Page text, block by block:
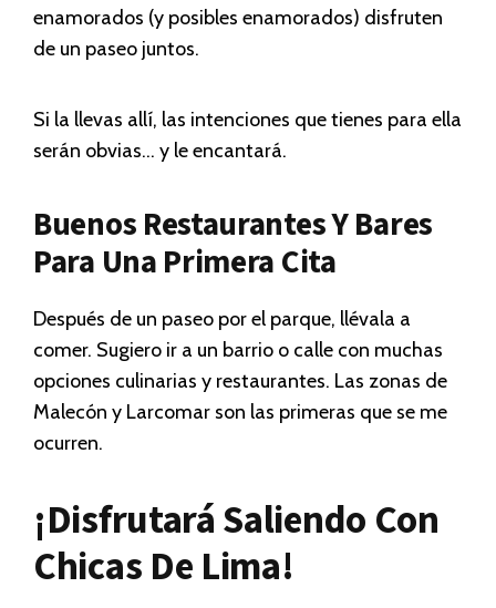
enamorados (y posibles enamorados) disfruten
de un paseo juntos.
Si la llevas allí, las intenciones que tienes para ella
serán obvias… y le encantará.
Buenos Restaurantes Y Bares
Para Una Primera Cita
Después de un paseo por el parque, llévala a
comer. Sugiero ir a un barrio o calle con muchas
opciones culinarias y restaurantes. Las zonas de
Malecón y Larcomar son las primeras que se me
ocurren.
¡Disfrutará Saliendo Con
Chicas De Lima!